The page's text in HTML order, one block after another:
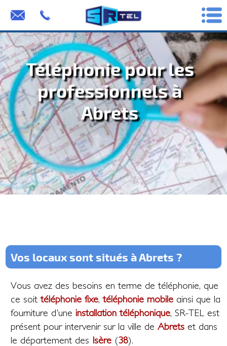
Téléphonie pour les
professionnels à
Abrets
Vos locaux sont situés à Abrets ?
Vous avez des besoins en terme de téléphonie, que
ce soittéléphonie fixe,téléphonie mobile ainsi que la
fourniture d'une installation téléphonique, SR-TEL est
présent pour intervenir sur la ville deAbrets et dans
le département des Isère (38).